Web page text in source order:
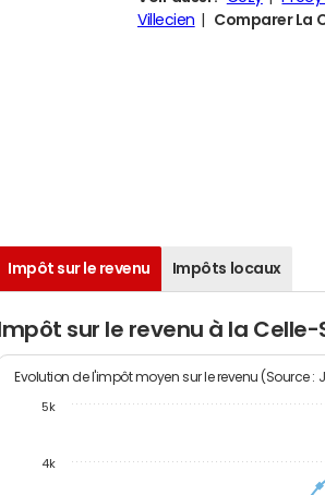
Villecien
Comparer La
Impôt sur le revenu Impôts locaux
Impôt sur le revenu à la
Evolution de l'impôt moyen sur le revenu (Source :
4k
5k